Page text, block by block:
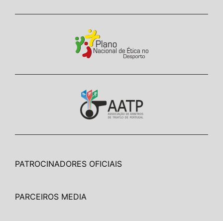
PATROCINADORES OFICIAIS
PARCEIROS MEDIA